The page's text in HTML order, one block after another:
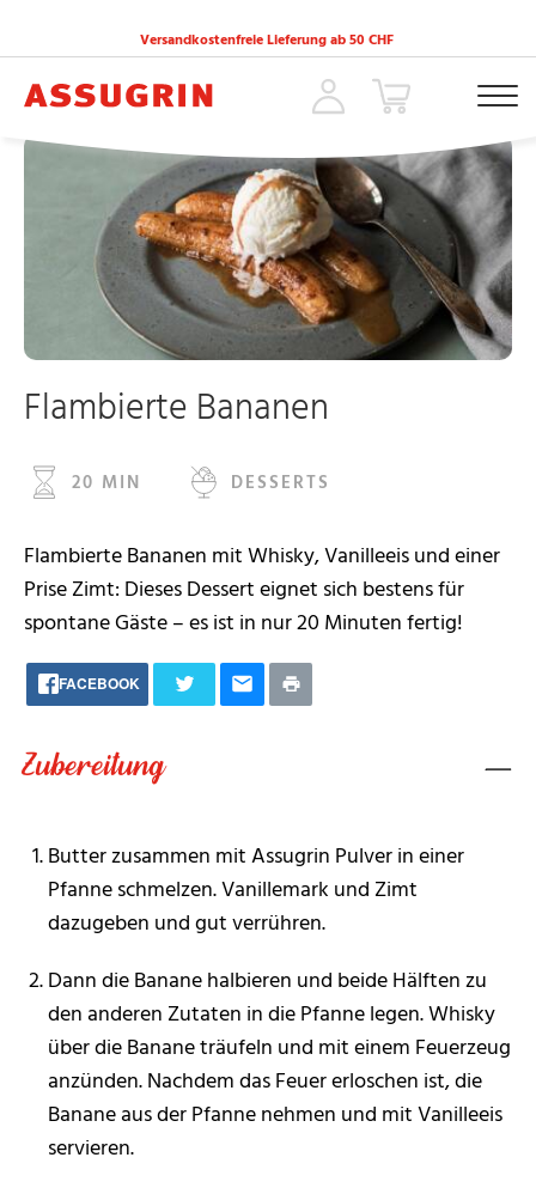
Versandkostenfreie Lieferung ab 50 CHF
ACCUEIL REZEPTE » FLAMBIERTE BANANEN
Flambierte Bananen
20 MIN DESSERTS
Flambierte Bananen mit Whisky, Vanilleeis und einer
Prise Zimt: Dieses Dessert eignet sich bestens für
spontane Gäste – es ist in nur 20 Minuten fertig!
FACEBOOK
Zubereitung
Butter zusammen mit Assugrin Pulver in einer
Pfanne schmelzen. Vanillemark und Zimt
dazugeben und gut verrühren.
Dann die Banane halbieren und beide Hälften zu
den anderen Zutaten in die Pfanne legen. Whisky
über die Banane träufeln und mit einem Feuerzeug
anzünden. Nachdem das Feuer erloschen ist, die
Banane aus der Pfanne nehmen und mit Vanilleeis
servieren.